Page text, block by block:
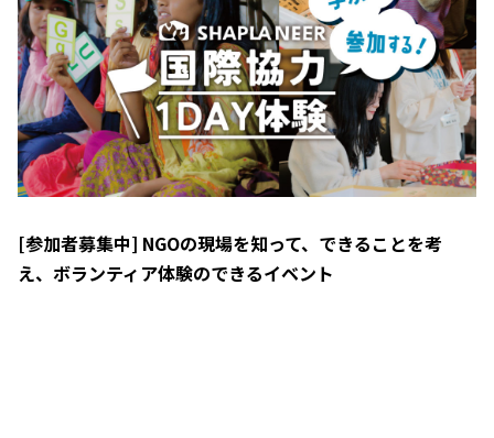
[参加者募集中] NGOの現場を知って、できることを考
え、ボランティア体験のできるイベント